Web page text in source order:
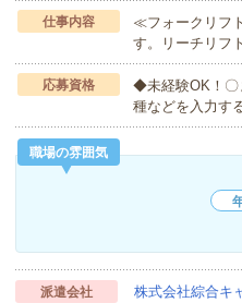
仕事内容
≪フォークリフ
す。リーチリフ
応募資格
◆未経験OK！〇
種などを入力す
職場の雰囲気
派遣会社 株式会社綜合キ